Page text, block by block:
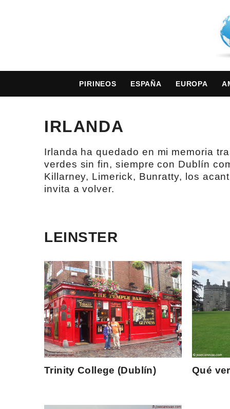
PIRINEOS ESPAÑA EUROPA
IRLANDA
Irlanda ha quedado en mi memoria
verdes sin fin, siempre con Dublín
Killarney, Limerick, Bunratty, los
invita a volver.
LEINSTER
Trinity College (Dublín) Qué